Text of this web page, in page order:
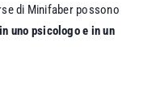
di Minifaber possono
uno psicologo e in un